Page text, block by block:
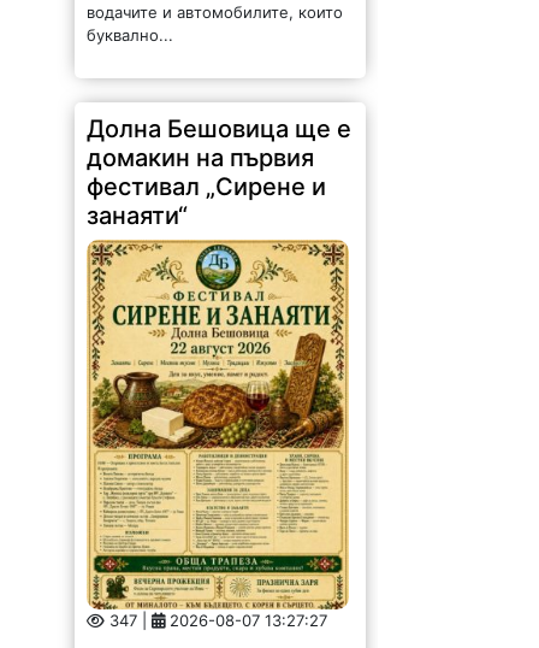
водачите и автомобилите, които
буквално...
Долна Бешовица ще е
домакин на първия
фестивал „Сирене и
занаяти“
347 | 2026-08-07 13:27:27